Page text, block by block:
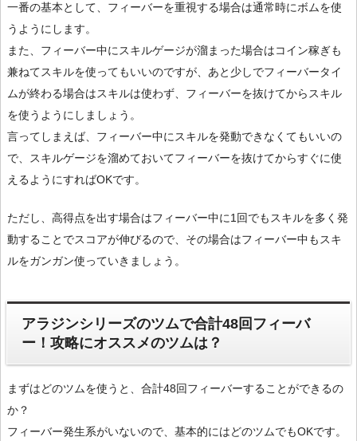
一番の基本として、フィーバーを重視する場合は通常時にボムを使
うようにします。
また、フィーバー中にスキルゲージが溜まった場合はコイン稼ぎも
兼ねてスキルを使ってもいいのですが、あと少しでフィーバータイ
ムが終わる場合はスキルは使わず、フィーバーを抜けてからスキル
を使うようにしましょう。
言ってしまえば、フィーバー中にスキルを発動できなくてもいいの
で、スキルゲージを溜めておいてフィーバーを抜けてからすぐに使
えるようにすればOKです。
ただし、高得点を出す場合はフィーバー中に1回でもスキルを多く発
動することでスコアが伸びるので、その場合はフィーバー中もスキ
ルをガンガン使っていきましょう。
アラジンシリーズのツムで合計48回フィーバ
ー！攻略にオススメのツムは？
まずはどのツムを使うと、合計48回フィーバーすることができるの
か？
フィーバー発生系がいないので、基本的にはどのツムでもOKです。